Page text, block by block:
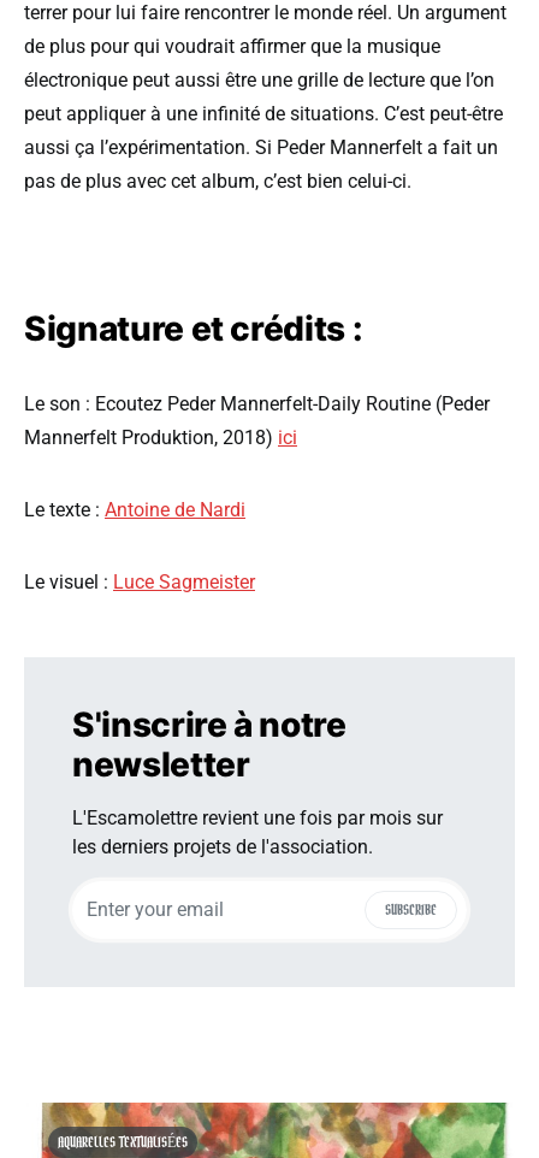
terrer pour lui faire rencontrer le monde réel. Un argument
de plus pour qui voudrait affirmer que la musique
électronique peut aussi être une grille de lecture que l’on
peut appliquer à une infinité de situations. C’est peut-être
aussi ça l’expérimentation. Si Peder Mannerfelt a fait un
pas de plus avec cet album, c’est bien celui-ci.
Signature et crédits :
Le son : Ecoutez Peder Mannerfelt-Daily Routine (Peder
Mannerfelt Produktion, 2018) ici
Le texte : Antoine de Nardi
Le visuel : Luce Sagmeister
S'inscrire à notre
newsletter
L'Escamolettre revient une fois par mois sur
les derniers projets de l'association.
SUBSCRIBE
AQUARELLES TEXTUALISÉES